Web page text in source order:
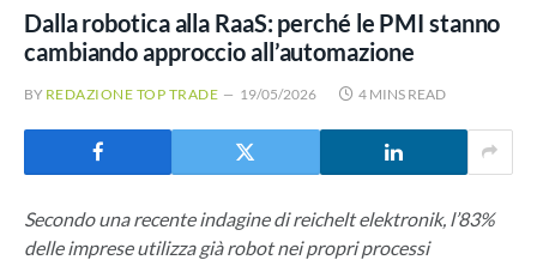
Dalla robotica alla RaaS: perché le PMI stanno
cambiando approccio all’automazione
BY REDAZIONE TOP TRADE 19/05/2026 4 MINS READ
Secondo una recente indagine di reichelt elektronik, l’83%
delle imprese utilizza già robot nei propri processi